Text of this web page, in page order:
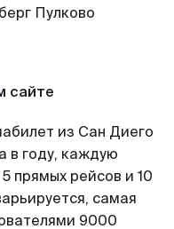
сайте
из Сан Диего
в году, каждую
прямых рейсов и 10
самая
9000